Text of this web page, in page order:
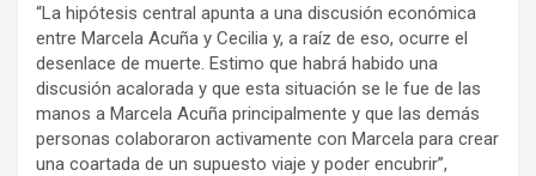
“La hipótesis central apunta a una discusión económica
entre Marcela Acuña y Cecilia y, a raíz de eso, ocurre el
desenlace de muerte. Estimo que habrá habido una
discusión acalorada y que esta situación se le fue de las
manos a Marcela Acuña principalmente y que las demás
personas colaboraron activamente con Marcela para crear
una coartada de un supuesto viaje y poder encubrir”,